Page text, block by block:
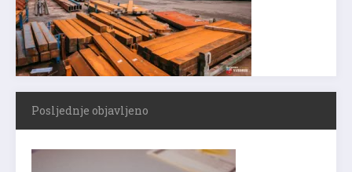
Posljednje objavljeno